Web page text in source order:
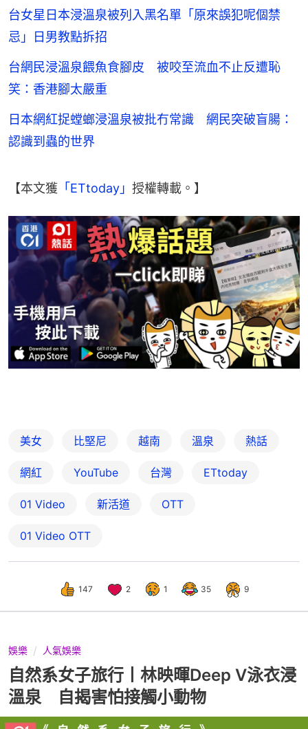
台女星日本浸溫泉被列入黑名單「原來誤犯呢個禁
忌」日男教點拆招
台網民浸溫泉餵魚食腳皮 被咬至流血不止反遭恥
笑：香港腳太嚴重
日本網紅捉螳螂浸溫泉被批冇常識 網民突破盲腸：
認識到蟲的世界
【本文獲 「ETtoday」 授權轉載。】
美女 比堅尼 越南 溫泉 熱話
網紅 YouTube 台灣 ETtoday
01 Video 新活道 OTT
01‌ ‌Video‌ ‌OTT
147 2 1 35 9
娛樂 人氣娛樂
自然系女子旅行丨林映暉Deep V泳衣浸
溫泉 自揭害怕接觸小動物